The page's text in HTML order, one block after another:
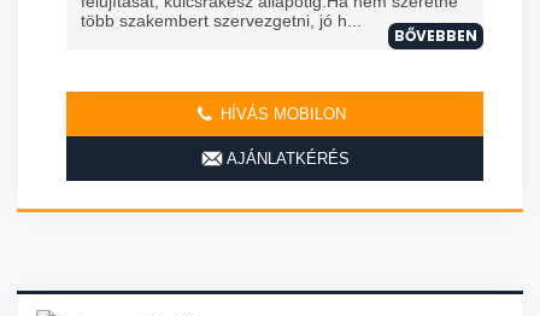
több szakembert szervezgetni, jó h...
BŐVEBBEN
HÍVÁS MOBILON
AJÁNLATKÉRÉS